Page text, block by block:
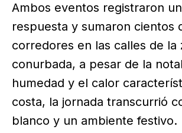
Ambos eventos registraron
respuesta y sumaron cientos
corredores en las calles de la
conurbada, a pesar de la
humedad y el calor
costa, la jornada transcurrió
blanco y un ambiente festivo.